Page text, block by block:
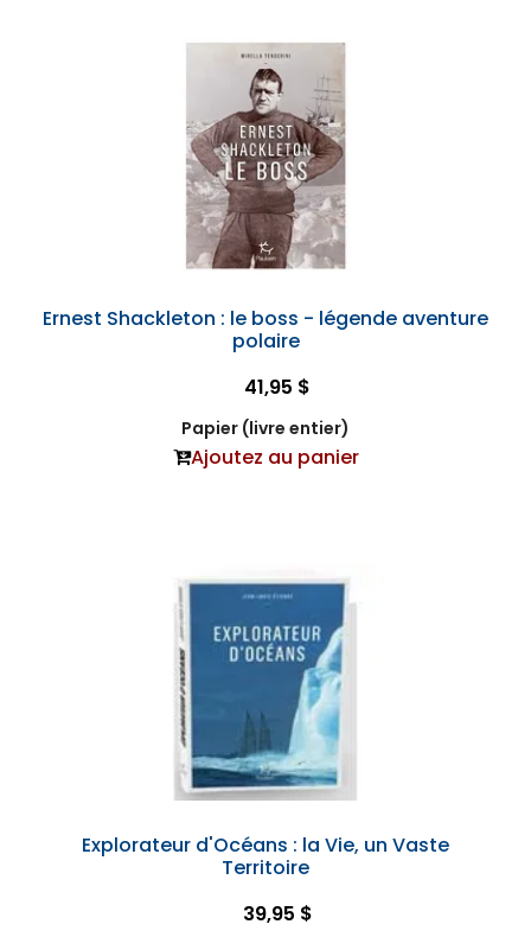
Ernest Shackleton : le boss - légende aventure
polaire
41,95 $
Papier (livre entier)
Ajoutez au panier
Explorateur d'Océans : la Vie, un Vaste
Territoire
39,95 $